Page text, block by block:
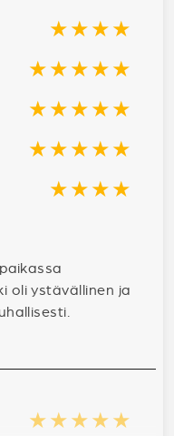
★★★★
★★★★★
★★★★★
★★★★★
★★★★
oli ystävällinen ja
★★★★★